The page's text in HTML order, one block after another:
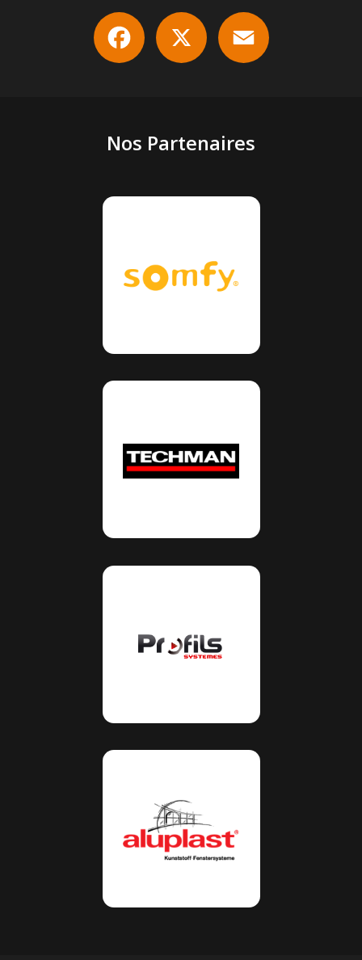
Facebook
Nos Partenaires